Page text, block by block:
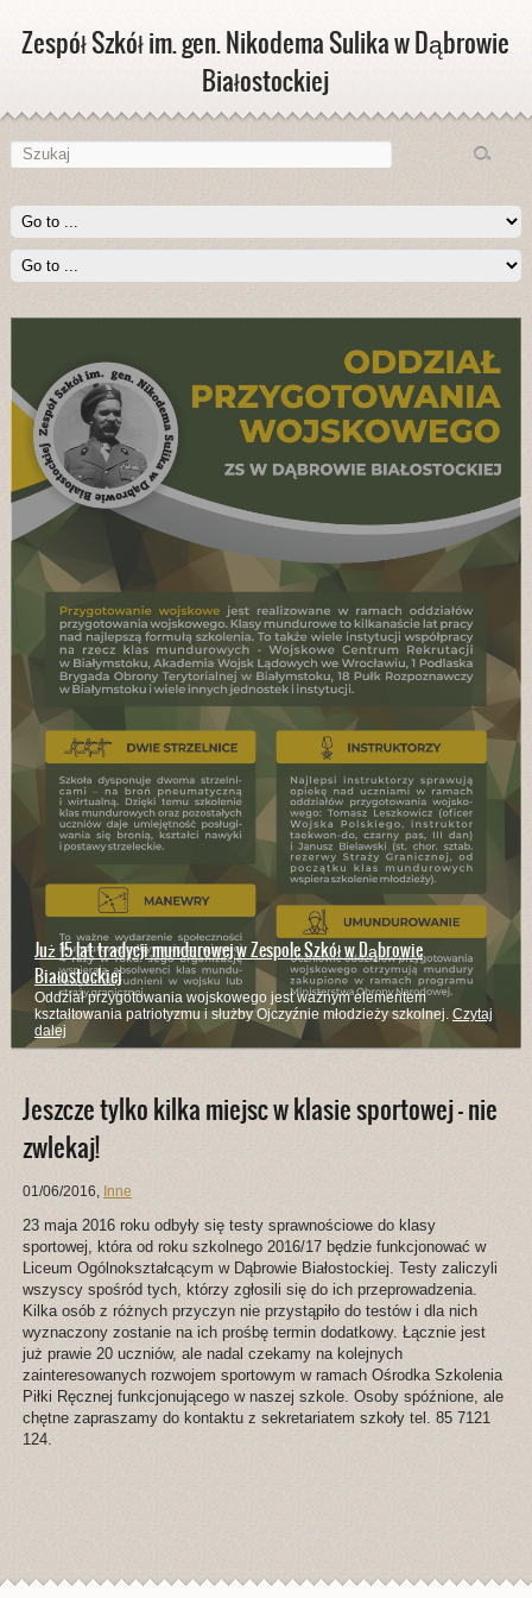
Zespół Szkół im. gen. Nikodema Sulika w Dąbrowie
Białostockiej
Już 15 lat tradycji mundurowej w Zespole Szkół w Dąbrowie
Białostockiej
Oddział przygotowania wojskowego jest ważnym elementem
kształtowania patriotyzmu i służby Ojczyźnie młodzieży szkolnej. Czytaj
dalej
Jeszcze tylko kilka miejsc w klasie sportowej – nie
zwlekaj!
01/06/2016, Inne
23 maja 2016 roku odbyły się testy sprawnościowe do klasy
sportowej, która od roku szkolnego 2016/17 będzie funkcjonować w
Liceum Ogólnokształcącym w Dąbrowie Białostockiej. Testy zaliczyli
wszyscy spośród tych, którzy zgłosili się do ich przeprowadzenia.
Kilka osób z różnych przyczyn nie przystąpiło do testów i dla nich
wyznaczony zostanie na ich prośbę termin dodatkowy. Łącznie jest
już prawie 20 uczniów, ale nadal czekamy na kolejnych
zainteresowanych rozwojem sportowym w ramach Ośrodka Szkolenia
Piłki Ręcznej funkcjonującego w naszej szkole. Osoby spóźnione, ale
chętne zapraszamy do kontaktu z sekretariatem szkoły tel. 85 7121
124.